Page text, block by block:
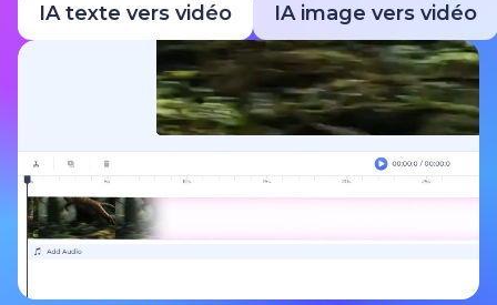
IA texte vers vidéo IA image vers vidéo